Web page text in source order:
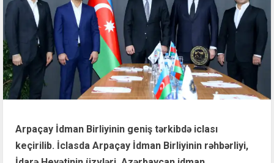
Arpaçay İdman Birliyinin geniş tərkibdə iclası
keçirilib. İclasda Arpaçay İdman Birliyinin rəhbərliyi,